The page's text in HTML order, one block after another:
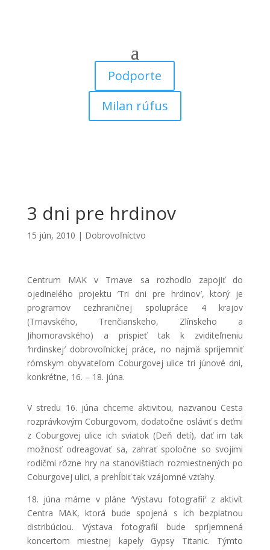
Podporte
Milan rúfus
3 dni pre hrdinov
15 jún, 2010 | Dobrovoľníctvo
Centrum MAK v Trnave sa rozhodlo zapojiť do
ojedinelého projektu ′Tri dni pre hrdinov′, ktorý je
programov cezhraničnej spolupráce 4 krajov
(Trnavského, Trenčianskeho, Zlínskeho a
Jihomoravského) a prispieť tak k zviditeľneniu
′hrdinskej′ dobrovoľníckej práce, no najmä spríjemniť
rómskym obyvateľom Coburgovej ulice tri júnové dni,
konkrétne, 16. – 18. júna.
V stredu 16. júna chceme aktivitou, nazvanou Cesta
rozprávkovým Coburgovom, dodatočne osláviť s deťmi
z Coburgovej ulice ich sviatok (Deň detí), dať im tak
možnosť odreagovať sa, zahrať spoločne so svojimi
rodičmi rôzne hry na stanovištiach rozmiestnených po
Coburgovej ulici, a prehĺbiť tak vzájomné vzťahy.
18. júna máme v pláne ′Výstavu fotografií′ z aktivít
Centra MAK, ktorá bude spojená s ich bezplatnou
distribúciou. Výstava fotografií bude spríjemnená
koncertom miestnej kapely Gypsy Titanic. Týmto